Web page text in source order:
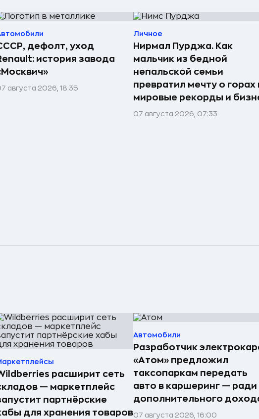
дефолт, уход
история завода
августа 2026, 18:35
Личное
Нирмал Пурджа. Как
мальчик из бедной
непальской семьи
превратил мечту о горах
мировые рекорды и
07 августа 2026, 07:33
расширит сеть
— маркетплейс
партнёрские
для хранения товаров
Автомобили
Разработчик
«Атом» предложил
таксопаркам передать
авто в каршеринг — ради
дополнительного
07 августа 2026, 16:00